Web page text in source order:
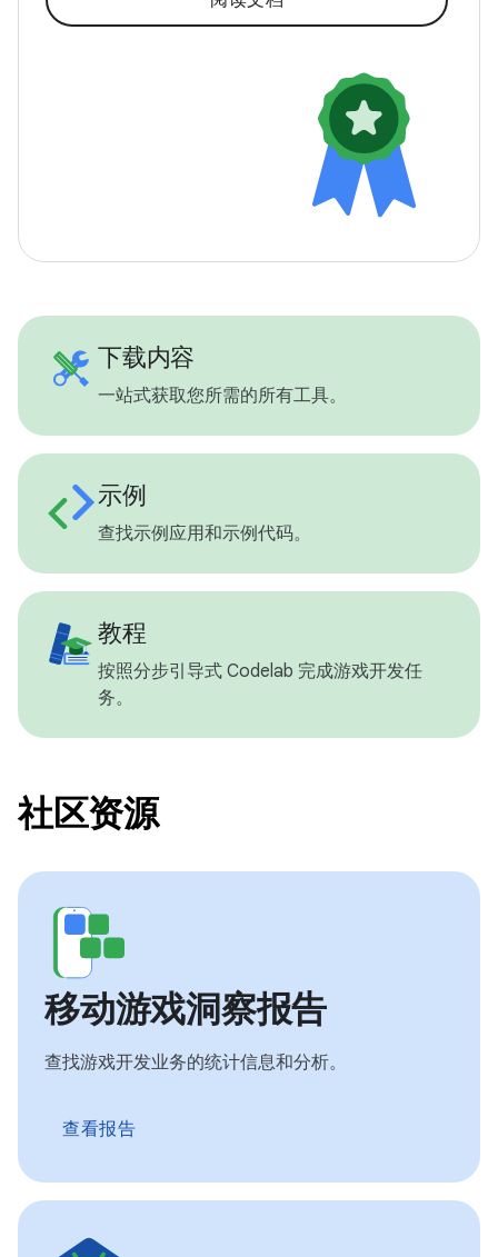
下载内容
一站式获取您所需的所有工具。
示例
查找示例应用和示例代码。
教程
按照分步引导式 Codelab 完成游戏开发任
务。
社区资源
移动游戏洞察报告
查找游戏开发业务的统计信息和分析。
查看报告